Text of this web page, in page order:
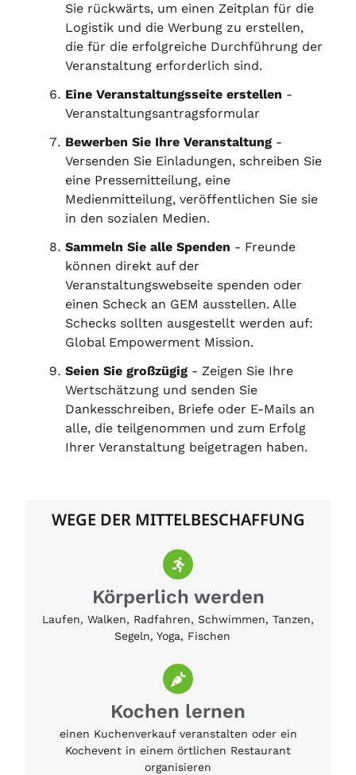
Sie rückwärts, um einen Zeitplan für die
Logistik und die Werbung zu erstellen,
die für die erfolgreiche Durchführung der
Veranstaltung erforderlich sind.
Eine Veranstaltungsseite erstellen -
Veranstaltungsantragsformular
Bewerben Sie Ihre Veranstaltung -
Versenden Sie Einladungen, schreiben Sie
eine Pressemitteilung, eine
Medienmitteilung, veröffentlichen Sie sie
in den sozialen Medien.
Sammeln Sie alle Spenden - Freunde
können direkt auf der
Veranstaltungswebseite spenden oder
einen Scheck an GEM ausstellen. Alle
Schecks sollten ausgestellt werden auf:
Global Empowerment Mission.
Seien Sie großzügig - Zeigen Sie Ihre
Wertschätzung und senden Sie
Dankesschreiben, Briefe oder E-Mails an
alle, die teilgenommen und zum Erfolg
Ihrer Veranstaltung beigetragen haben.
WEGE DER MITTELBESCHAFFUNG
Körperlich werden
Laufen, Walken, Radfahren, Schwimmen, Tanzen,
Segeln, Yoga, Fischen
Kochen lernen
einen Kuchenverkauf veranstalten oder ein
Kochevent in einem örtlichen Restaurant
organisieren